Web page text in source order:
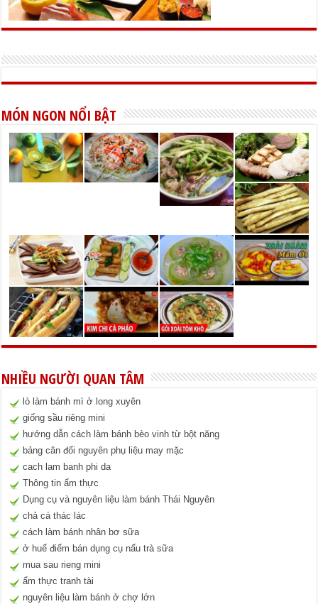
MÓN NGON NỔI BẬT
NHIỀU NGƯỜI QUAN TÂM
lò làm bánh mì ở long xuyên
giống sầu riêng mini
hướng dẫn cách làm bánh bèo vinh từ bột năng
bảng cân đối nguyên phụ liệu may mặc
cach lam banh phi da
Thông tin ẩm thực
Dụng cụ và nguyên liệu làm bánh Thái Nguyên
chả cá thác lác
cách làm bánh nhân bơ sữa
ở huế điểm bán dụng cụ nấu trà sữa
mua sau rieng mini
ẩm thực tranh tài
nguyên liệu làm bánh ở chợ lớn